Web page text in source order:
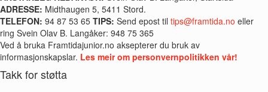
ADRESSE: Midthaugen 5, 5411 Stord.
TELEFON: 94 87 53 65 TIPS: Send epost til tips@framtida.no eller
ring Svein Olav B. Langåker: 948 75 365
Ved å bruka Framtidajunior.no aksepterer du bruk av
informasjonskapslar. Les meir om personvernpolitikken vår!
Takk for støtta